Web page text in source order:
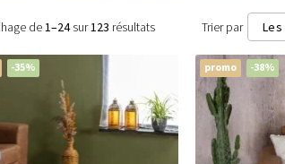
de1–24sur123 résultats Trier par
-35% promo -38%